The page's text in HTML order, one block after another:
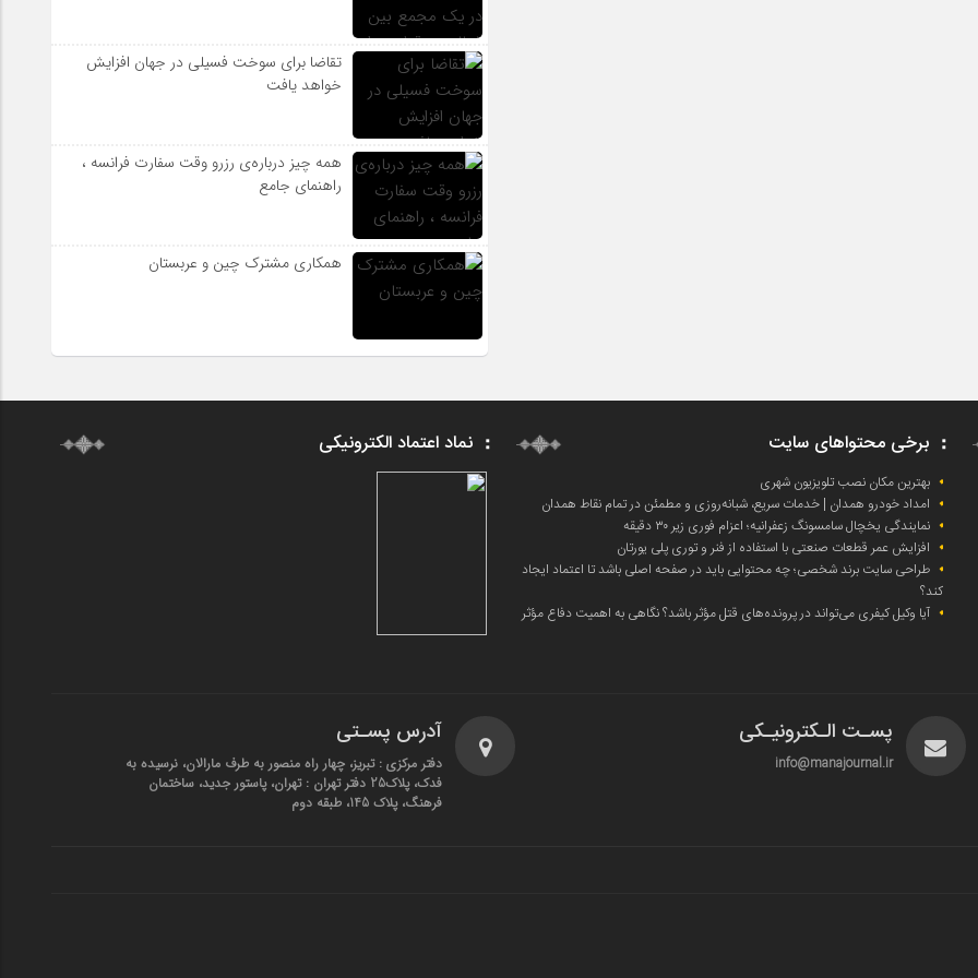
تقاضا برای سوخت فسیلی در جهان افزایش
خواهد یافت
همه چیز درباره‌ی رزرو وقت سفارت فرانسه ،
راهنمای جامع
همکاری مشترک چین و عربستان
برخی محتواهای سایت
بهترین مکان نصب تلویزیون شهری
امداد خودرو همدان | خدمات سریع، شبانه‌روزی و مطمئن در تمام نقاط همدان
نمایندگی یخچال سامسونگ زعفرانیه؛ اعزام فوری زیر ۳۰ دقیقه
افزایش عمر قطعات صنعتی با استفاده از فنر و توری پلی یورتان
طراحی سایت برند شخصی؛ چه محتوایی باید در صفحه اصلی باشد تا اعتماد ایجاد
کند؟
آیا وکیل کیفری می‌تواند در پرونده‌های قتل مؤثر باشد؟ نگاهی به اهمیت دفاع مؤثر
نماد اعتماد الکترونیکی
پسـت الـکترونیـکی
info@manajournal.ir
آدرس پسـتی
دفتر مرکزی : تبریز، چهار راه منصور به طرف مارالان، نرسیده به
فدک، پلاک25 دفتر تهران : تهران، پاستور جدید، ساختمان
فرهنگ، پلاک 145، طبقه دوم